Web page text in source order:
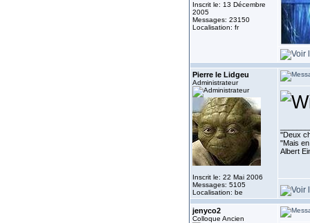
Inscrit le: 13 Décembre
2005
Messages: 23150
Localisation: fr
Pierre le Lidgeu
Administrateur
Inscrit le: 22 Mai 2006
Messages: 5105
Localisation: be
''Deux
"Mais
Albert
jenyco2
Colloque Ancien